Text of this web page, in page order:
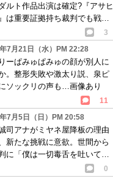
ルト作品出演は確定?『アサヒ
は重要証拠持ち裁判でも戦う
3
7月21日（水）PM 22:28
ーぱみゅぱみゅの顔が別人に
。整形失敗や激太り説、泉ピ
ソックリの声も…画像あり
11
7月5日（日）PM 20:58
司アナがミヤネ屋降板の理由
新たな挑戦に意欲。世間から
に「僕は一切毒舌を吐いてい
0